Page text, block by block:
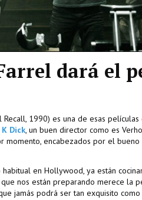
dará el
Recall, 1990) es una de esas
Dick, un buen director como es
momento, encabezados por el
en Hollywood, ya están
nos están preparando merece la
jamás podrá ser tan exquisito